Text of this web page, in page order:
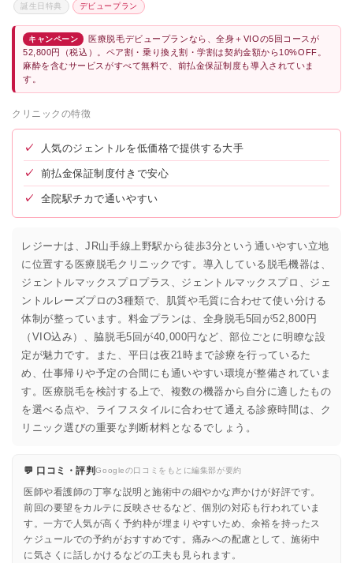
誕生日特典 デビュープラン
キャンペーン
医療脱毛デビュープランなら、全身＋VIOの5回コースが
52,800円（税込）。ペア割・乗り換え割・学割は契約金額から10%OFF。
麻酔を含むサービスがすべて無料で、前払金保証制度も導入されていま
す。
クリニックの特徴
✓ 人気のジェントルを低価格で提供する大手
✓ 前払金保証制度付きで安心
✓ 全院駅チカで通いやすい
レジーナは、JR山手線上野駅から徒歩3分という通いやすい立地
に位置する医療脱毛クリニックです。導入している脱毛機器は、
ジェントルマックスプロプラス、ジェントルマックスプロ、ジェ
ントルレーズプロの3種類で、肌質や毛質に合わせて使い分ける
体制が整っています。料金プランは、全身脱毛5回が52,800円
（VIO込み）、脇脱毛5回が40,000円など、部位ごとに明瞭な設
定が魅力です。また、平日は夜21時まで診療を行っているた
め、仕事帰りや予定の合間にも通いやすい環境が整備されていま
す。医療脱毛を検討する上で、複数の機器から自分に適したもの
を選べる点や、ライフスタイルに合わせて通える診療時間は、ク
リニック選びの重要な判断材料となるでしょう。
💬 口コミ・評判Googleの口コミをもとに編集部が要約
医師や看護師の丁寧な説明と施術中の細やかな声かけが好評です。
前回の要望をカルテに反映させるなど、個別の対応も行われていま
す。一方で人気が高く予約枠が埋まりやすいため、余裕を持ったス
ケジュールでの予約がおすすめです。痛みへの配慮として、施術中
に気さくに話しかけるなどの工夫も見られます。